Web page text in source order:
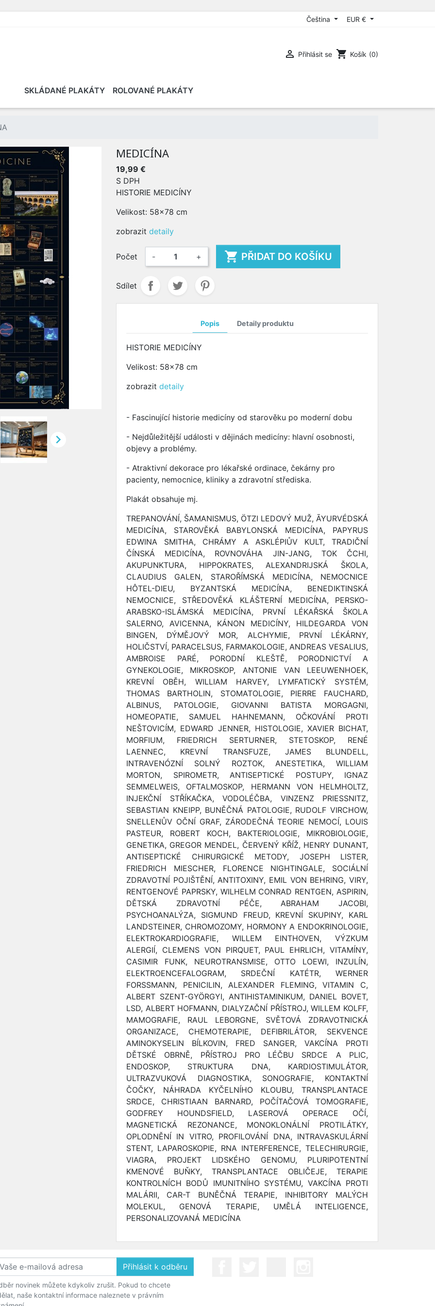
Čeština EUR €
 Přihlásit se shopping_cart Košík (0)
SKLÁDANÉ PLAKÁTY ROLOVANÉ PLAKÁTY

MEDICÍNA
19,99 €
S DPH
HISTORIE MEDICÍNY
Velikost: 58x78 cm
zobrazit detaily
Počet - +  PŘIDAT DO KOŠÍKU
Sdílet
Popis Detaily produktu
HISTORIE MEDICÍNY
Velikost: 58x78 cm
zobrazit detaily
- Fascinující historie medicíny od starověku po moderní dobu
- Nejdůležitější události v dějinách medicíny: hlavní osobnosti,
objevy a problémy.
- Atraktivní dekorace pro lékařské ordinace, čekárny pro
pacienty, nemocnice, kliniky a zdravotní střediska.
Plakát obsahuje mj.
TREPANOVÁNÍ, ŠAMANISMUS, ÖTZI LEDOVÝ MUŽ, ĀYURVÉDSKÁ
MEDICÍNA, STAROVĚKÁ BABYLONSKÁ MEDICÍNA, PAPYRUS
EDWINA SMITHA, CHRÁMY A ASKLÉPIŮV KULT, TRADIČNÍ
ČÍNSKÁ MEDICÍNA, ROVNOVÁHA JIN-JANG, TOK ČCHI,
AKUPUNKTURA, HIPPOKRATES, ALEXANDRIJSKÁ ŠKOLA,
CLAUDIUS GALEN, STAROŘÍMSKÁ MEDICÍNA, NEMOCNICE
HÔTEL-DIEU, BYZANTSKÁ MEDICÍNA, BENEDIKTINSKÁ
NEMOCNICE, STŘEDOVĚKÁ KLÁŠTERNÍ MEDICÍNA, PERSKO-
ARABSKO-ISLÁMSKÁ MEDICÍNA, PRVNÍ LÉKAŘSKÁ ŠKOLA
SALERNO, AVICENNA, KÁNON MEDICÍNY, HILDEGARDA VON
BINGEN, DÝMĚJOVÝ MOR, ALCHYMIE, PRVNÍ LÉKÁRNY,
HOLIČSTVÍ, PARACELSUS, FARMAKOLOGIE, ANDREAS VESALIUS,
AMBROISE PARÉ, PORODNÍ KLEŠTĚ, PORODNICTVÍ A
GYNEKOLOGIE, MIKROSKOP, ANTONIE VAN LEEUWENHOEK,
KREVNÍ OBĚH, WILLIAM HARVEY, LYMFATICKÝ SYSTÉM,
THOMAS BARTHOLIN, STOMATOLOGIE, PIERRE FAUCHARD,
ALBINUS, PATOLOGIE, GIOVANNI BATISTA MORGAGNI,
HOMEOPATIE, SAMUEL HAHNEMANN, OČKOVÁNÍ PROTI
NEŠTOVICÍM, EDWARD JENNER, HISTOLOGIE, XAVIER BICHAT,
MORFIUM, FRIEDRICH SERTURNER, STETOSKOP, RENÉ
LAENNEC, KREVNÍ TRANSFUZE, JAMES BLUNDELL,
INTRAVENÓZNÍ SOLNÝ ROZTOK, ANESTETIKA, WILLIAM
MORTON, SPIROMETR, ANTISEPTICKÉ POSTUPY, IGNAZ
SEMMELWEIS, OFTALMOSKOP, HERMANN VON HELMHOLTZ,
INJEKČNÍ STŘÍKAČKA, VODOLÉČBA, VINZENZ PRIESSNITZ,
SEBASTIAN KNEIPP, BUNĚČNÁ PATOLOGIE, RUDOLF VIRCHOW,
SNELLENŮV OČNÍ GRAF, ZÁRODEČNÁ TEORIE NEMOCÍ, LOUIS
PASTEUR, ROBERT KOCH, BAKTERIOLOGIE, MIKROBIOLOGIE,
GENETIKA, GREGOR MENDEL, ČERVENÝ KŘÍŽ, HENRY DUNANT,
ANTISEPTICKÉ CHIRURGICKÉ METODY, JOSEPH LISTER,
FRIEDRICH MIESCHER, FLORENCE NIGHTINGALE, SOCIÁLNÍ
ZDRAVOTNÍ POJIŠTĚNÍ, ANTITOXINY, EMIL VON BEHRING, VIRY,
RENTGENOVÉ PAPRSKY, WILHELM CONRAD RENTGEN, ASPIRIN,
DĚTSKÁ ZDRAVOTNÍ PÉČE, ABRAHAM JACOBI,
PSYCHOANALÝZA, SIGMUND FREUD, KREVNÍ SKUPINY, KARL
LANDSTEINER, CHROMOZOMY, HORMONY A ENDOKRINOLOGIE,
ELEKTROKARDIOGRAFIE, WILLEM EINTHOVEN, VÝZKUM
ALERGIÍ, CLEMENS VON PIRQUET, PAUL EHRLICH, VITAMÍNY,
CASIMIR FUNK, NEUROTRANSMISE, OTTO LOEWI, INZULÍN,
ELEKTROENCEFALOGRAM, SRDEČNÍ KATÉTR, WERNER
FORSSMANN, PENICILIN, ALEXANDER FLEMING, VITAMIN C,
ALBERT SZENT-GYÖRGYI, ANTIHISTAMINIKUM, DANIEL BOVET,
LSD, ALBERT HOFMANN, DIALYZAČNÍ PŘÍSTROJ, WILLEM KOLFF,
MAMOGRAFIE, RAUL LEBORGNE, SVĚTOVÁ ZDRAVOTNICKÁ
ORGANIZACE, CHEMOTERAPIE, DEFIBRILÁTOR, SEKVENCE
AMINOKYSELIN BÍLKOVIN, FRED SANGER, VAKCÍNA PROTI
DĚTSKÉ OBRNĚ, PŘÍSTROJ PRO LÉČBU SRDCE A PLIC,
ENDOSKOP, STRUKTURA DNA, KARDIOSTIMULÁTOR,
ULTRAZVUKOVÁ DIAGNOSTIKA, SONOGRAFIE, KONTAKTNÍ
ČOČKY, NÁHRADA KYČELNÍHO KLOUBU, TRANSPLANTACE
SRDCE, CHRISTIAAN BARNARD, POČÍTAČOVÁ TOMOGRAFIE,
GODFREY HOUNDSFIELD, LASEROVÁ OPERACE OČÍ,
MAGNETICKÁ REZONANCE, MONOKLONÁLNÍ PROTILÁTKY,
OPLODNĚNÍ IN VITRO, PROFILOVÁNÍ DNA, INTRAVASKULÁRNÍ
STENT, LAPAROSKOPIE, RNA INTERFERENCE, TELECHIRURGIE,
VIAGRA, PROJEKT LIDSKÉHO GENOMU, PLURIPOTENTNÍ
KMENOVÉ BUŇKY, TRANSPLANTACE OBLIČEJE, TERAPIE
KONTROLNÍCH BODŮ IMUNITNÍHO SYSTÉMU, VAKCÍNA PROTI
MALÁRII, CAR-T BUNĚČNÁ TERAPIE, INHIBITORY MALÝCH
MOLEKUL, GENOVÁ TERAPIE, UMĚLÁ INTELIGENCE,
PERSONALIZOVANÁ MEDICÍNA
Přihlásit k odběru
novinek můžete kdykoliv zrušit. Pokud to chcete
naše kontaktní informace naleznete v právním